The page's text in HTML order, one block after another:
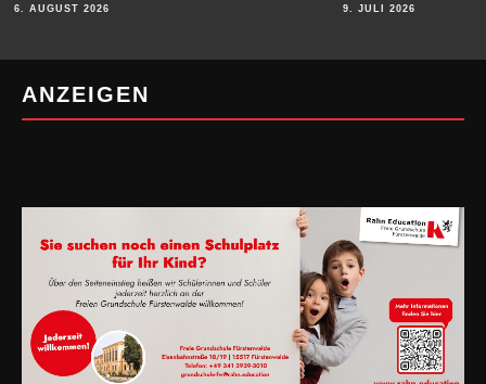
6. AUGUST 2026 9. JULI 2026
ANZEIGEN